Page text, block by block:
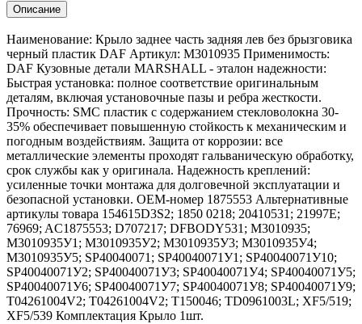
Описание
Наименование: Крыло заднее часть задняя лев без брызговика
черный пластик DAF Артикул: M3010935 Применимость:
DAF Кузовные детали MARSHALL - эталон надежности:
Быстрая установка: полное соответствие оригинальным
деталям, включая установочные пазы и ребра жесткости.
Прочность: SMC пластик с содержанием стекловолокна 30-
35% обеспечивает повышенную стойкость к механическим и
погодным воздействиям. Защита от коррозии: все
металлические элементы проходят гальваническую обработку,
срок службы как у оригинала. Надежность креплений:
усиленные точки монтажа для долговечной эксплуатации и
безопасной установки. OEM-номер 1875553 Альтернативные
артикулы товара 154615D3S2; 1850 0218; 20410531; 21997E;
76969; AC1875553; D707217; DFBODY531; M3010935;
M3010935У1; M3010935У2; M3010935У3; M3010935У4;
M3010935У5; SP40040071; SP40040071У1; SP40040071У10;
SP40040071У2; SP40040071У3; SP40040071У4; SP40040071У5;
SP40040071У6; SP40040071У7; SP40040071У8; SP40040071У9;
T04261004V2; T04261004V2; T150046; TD0961003L; XF5/519;
XF5/539 Комплектация Крыло 1шт.